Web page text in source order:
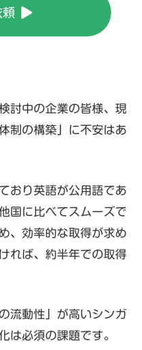
頼
討中の企業の皆様、現
制の構築」に不安はあ
おり英語が公用語であ
国に比べてスムーズで
、効率的な取得が求め
れば、約半年での取得
流動性」が高いシンガ
は必須の課題です。